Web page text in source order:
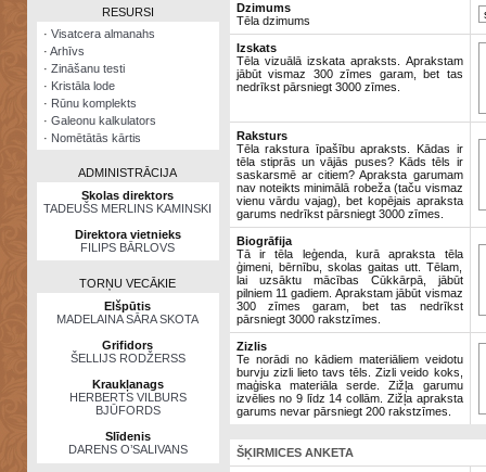
RESURSI
· Visatcera almanahs
· Arhīvs
· Zināšanu testi
· Kristāla lode
· Rūnu komplekts
· Galeonu kalkulators
· Nomētātās kārtis
ADMINISTRĀCIJA
Skolas direktors
TADEUŠS MERLINS KAMINSKI
Direktora vietnieks
FILIPS BĀRLOVS
TORŅU VECĀKIE
Elšpūtis
MADELAINA SĀRA SKOTA
Grifidors
ŠELLIJS RODŽERSS
Kraukļanags
HERBERTS VILBURS
BJŪFORDS
Slīdenis
DARENS O’SALIVANS
Dzimums
Tēla dzimums
Izskats
Tēla vizuālā izskata apraksts. Aprakstam
jābūt vismaz 300 zīmes garam, bet tas
nedrīkst pārsniegt 3000 zīmes.
Raksturs
Tēla rakstura īpašību apraksts. Kādas ir
tēla stiprās un vājās puses? Kāds tēls ir
saskarsmē ar citiem? Apraksta garumam
nav noteikts minimālā robeža (taču vismaz
vienu vārdu vajag), bet kopējais apraksta
garums nedrīkst pārsniegt 3000 zīmes.
Biogrāfija
Tā ir tēla leģenda, kurā apraksta tēla
ģimeni, bērnību, skolas gaitas utt. Tēlam,
lai uzsāktu mācības Cūkkārpā, jābūt
pilniem 11 gadiem. Aprakstam jābūt vismaz
300 zīmes garam, bet tas nedrīkst
pārsniegt 3000 rakstzīmes.
Zizlis
Te norādi no kādiem materiāliem veidotu
burvju zizli lieto tavs tēls. Zizli veido koks,
maģiska materiāla serde. Zižļa garumu
izvēlies no 9 līdz 14 collām. Zižļa apraksta
garums nevar pārsniegt 200 rakstzīmes.
ŠĶIRMICES ANKETA